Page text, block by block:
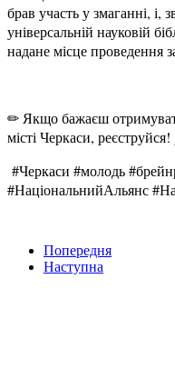
брав участь у змаганні, і,
універсальній науковій
надане місце проведення
✏ Якщо бажаєш
місті Черкаси,
#Черкаси #молодь
#НаціональнийАльянс
Попередня
Наступна